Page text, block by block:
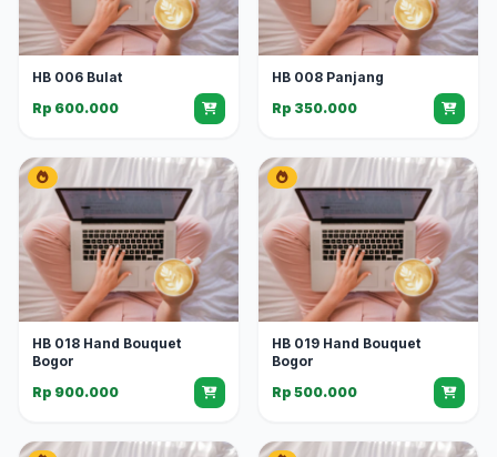
HB 006 Bulat
Rp 600.000
HB 008 Panjang
Rp 350.000
HB 018 Hand Bouquet
Bogor
Rp 900.000
HB 019 Hand Bouquet
Bogor
Rp 500.000